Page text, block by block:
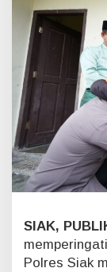
o
r
e
s
S
a
k
d
B
n
a
r
SIAK,
Polres Siak